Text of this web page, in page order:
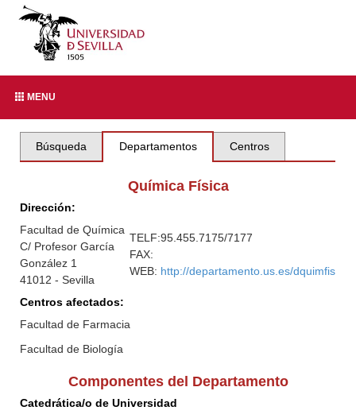
MENU
Búsqueda Departamentos Centros
Química Física
Dirección:
Facultad de Química
C/ Profesor García
González 1
41012 - Sevilla
TELF:95.455.7175/7177
FAX:
WEB: http://departamento.us.es/dquimfis
Centros afectados:
Facultad de Farmacia
Facultad de Biología
Componentes del Departamento
Catedrática/o de Universidad